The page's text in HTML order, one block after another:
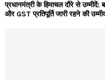
प्रधानमंत्री के हिमाचल दौरे से
और GST प्रतिपूर्ति जारी रहने की